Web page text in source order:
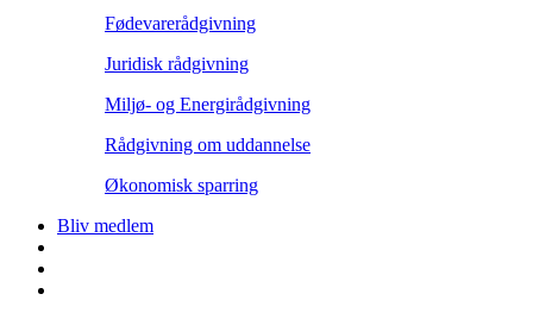
Fødevarerådgivning
Juridisk rådgivning
Miljø- og Energirådgivning
Rådgivning om uddannelse
Økonomisk sparring
Bliv medlem